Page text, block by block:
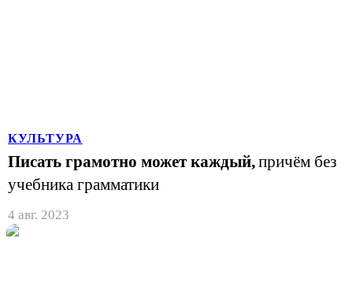
КУЛЬТУРА
Писать грамотно может каждый,причём без
учебника грамматики
4 авг. 2023